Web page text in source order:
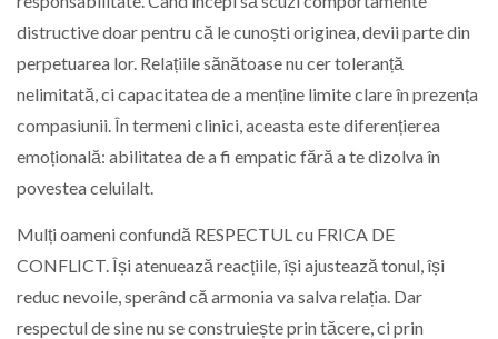
distructive doar pentru că le cunoști originea, devii parte din
perpetuarea lor. Relațiile sănătoase nu cer toleranță
nelimitată, ci capacitatea de a menține limite clare în prezența
compasiunii. În termeni clinici, aceasta este diferențierea
emoțională: abilitatea de a fi empatic fără a te dizolva în
povestea celuilalt.
Mulți oameni confundă RESPECTUL cu FRICA DE
CONFLICT. Își atenuează reacțiile, își ajustează tonul, își
reduc nevoile, sperând că armonia va salva relația. Dar
respectul de sine nu se construiește prin tăcere, ci prin